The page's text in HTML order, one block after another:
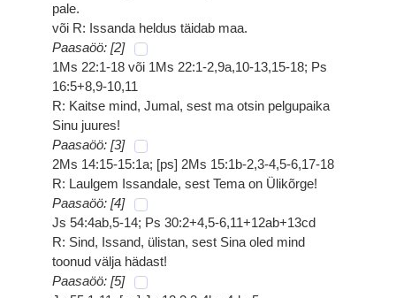
pale.
või R: Issanda heldus täidab maa.
Paasaöö: [2]
1Ms 22:1-18 või 1Ms 22:1-2,9a,10-13,15-18; Ps
16:5+8,9-10,11
R: Kaitse mind, Jumal, sest ma otsin pelgupaika
Sinu juures!
Paasaöö: [3]
2Ms 14:15-15:1a; [ps] 2Ms 15:1b-2,3-4,5-6,17-18
R: Laulgem Issandale, sest Tema on Ülikõrge!
Paasaöö: [4]
Js 54:4ab,5-14; Ps 30:2+4,5-6,11+12ab+13cd
R: Sind, Issand, ülistan, sest Sina oled mind
toonud välja hädast!
Paasaöö: [5]